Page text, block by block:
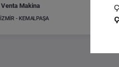
Venta Makina
İZMİR - KEMALPAŞA